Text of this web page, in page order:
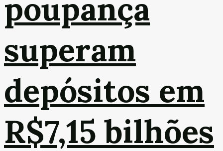
poupança
superam
depósitos em
R$7,15 bilhões